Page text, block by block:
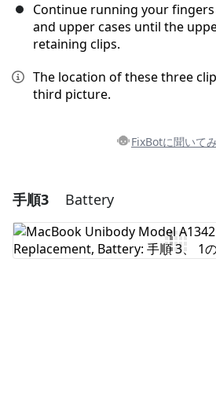
Continue running your
and upper cases until the
retaining clips.
The location of these three
third picture.
FixBotに聞いて
コメントを追加
手順3 Battery